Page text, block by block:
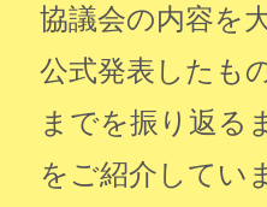
協議会の内容を
公式発表したも
までを振り返る
をご紹介してい